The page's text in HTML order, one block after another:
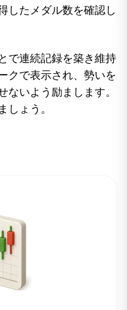
したメダル数を確認し
で連続記録を築き維持
クで表示され、勢いを
ないよう励まします。
しょう。